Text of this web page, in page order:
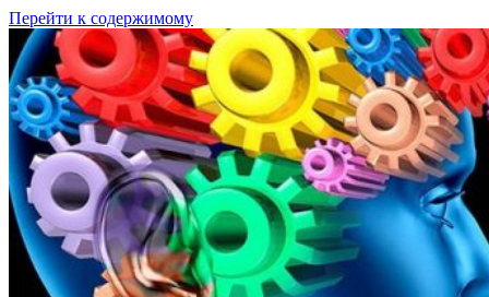
Перейти к содержимому